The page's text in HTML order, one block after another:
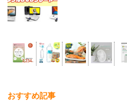
おすすめ記事